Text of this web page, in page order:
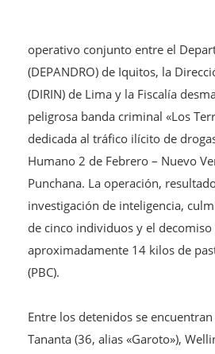
operativo conjunto entre el
(DEPANDRO) de Iquitos, la
(DIRIN) de Lima y la Fiscalía
peligrosa banda criminal «Los
dedicada al tráfico ilícito de
Humano 2 de Febrero – Nuevo
Punchana. La operación,
investigación de inteligencia,
de cinco individuos y el decomiso
aproximadamente 14 kilos de
(PBC).
Entre los detenidos se
Tananta (36, alias «Garoto»),